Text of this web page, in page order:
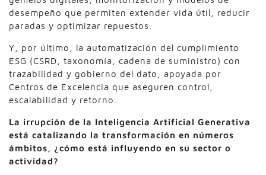
desempeño que permiten extender vida útil, reducir
paradas y optimizar repuestos.
Y, por último, la automatización del cumplimiento
ESG (CSRD, taxonomía, cadena de suministro) con
trazabilidad y gobierno del dato, apoyada por
Centros de Excelencia que aseguren control,
escalabilidad y retorno.
La irrupción de la Inteligencia Artificial Generativa
está catalizando la transformación en números
ámbitos, ¿cómo está influyendo en su sector o
actividad?